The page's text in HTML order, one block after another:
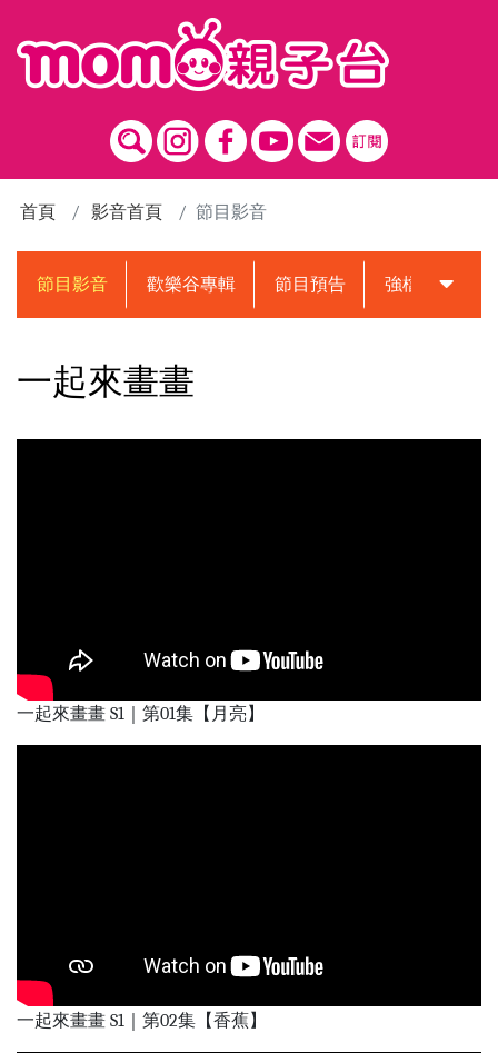
首頁 影音首頁 節目影音
節目影音 歡樂谷專輯 節目預告 強檔動畫預告
一起來畫畫
一起來畫畫 S1｜第01集【月亮】
一起來畫畫 S1｜第02集【香蕉】